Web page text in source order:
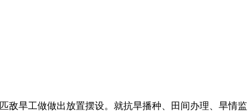
匹敌旱工做做出放置摆设。就抗旱播种、田间办理、旱情监